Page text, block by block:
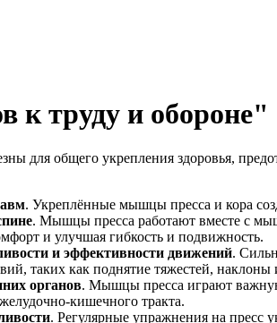
труду и обороне"
для общего укрепления здоровья,
. Укреплённые мышцы пресса и кора
. Мышцы пресса работают вместе с
и улучшая гибкость и подвижность.
и эффективности движений.
таких как поднятие тяжестей, наклоны
органов. Мышцы пресса играют
кишечного тракта.
. Регулярные упражнения на пресс